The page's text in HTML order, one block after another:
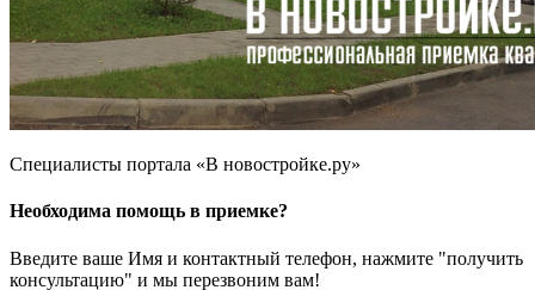
Специалисты портала «В новостройке.ру»
Необходима помощь в приемке?
Введите ваше Имя и контактный телефон, нажмите "получить
консультацию" и мы перезвоним вам!